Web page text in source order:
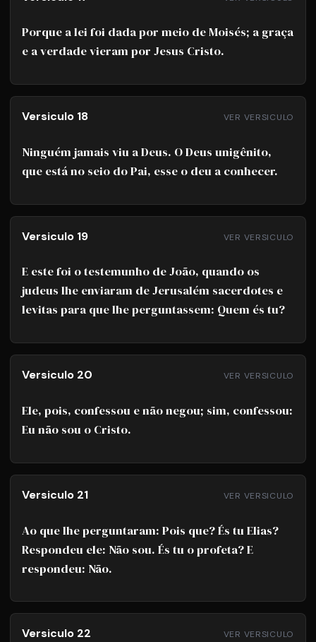
Porque a lei foi dada por meio de Moisés; a graça
e a verdade vieram por Jesus Cristo.
Versiculo 18 VER VERSICULO
Ninguém jamais viu a Deus. O Deus unigênito,
que está no seio do Pai, esse o deu a conhecer.
Versiculo 19 VER VERSICULO
E este foi o testemunho de João, quando os
judeus lhe enviaram de Jerusalém sacerdotes e
levitas para que lhe perguntassem: Quem és tu?
Versiculo 20 VER VERSICULO
Ele, pois, confessou e não negou; sim, confessou:
Eu não sou o Cristo.
Versiculo 21 VER VERSICULO
Ao que lhe perguntaram: Pois que? És tu Elias?
Respondeu ele: Não sou. És tu o profeta? E
respondeu: Não.
Versiculo 22 VER VERSICULO